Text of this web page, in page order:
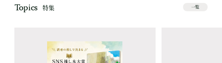
Topics 特集 一覧